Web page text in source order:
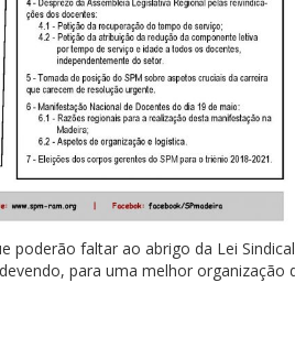
poderão faltar ao abrigo da Lei
para uma melhor organização